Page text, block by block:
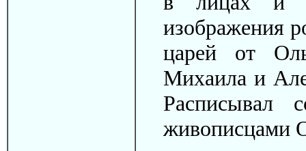
изображения
царей от
Михаила и
живописцами